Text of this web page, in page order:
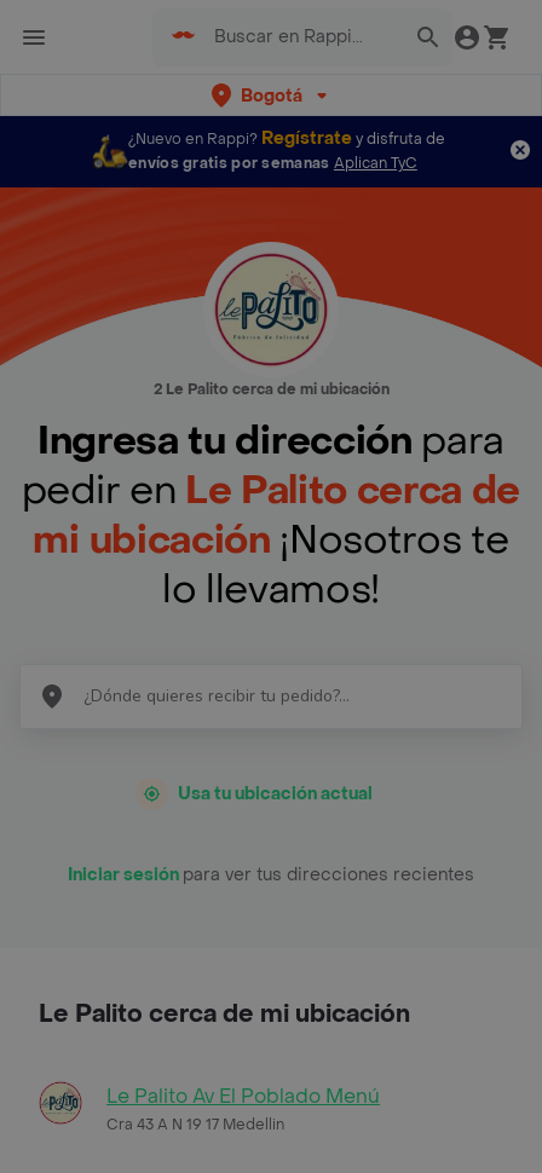
Bogotá
¿Nuevo en Rappi? Regístratey disfruta de
envíos gratis por semanas Aplican TyC
2 Le Palito cerca de mi ubicación
Ingresa tu dirección para
pedir en Le Palito cerca de
mi ubicación ¡Nosotros te
lo llevamos!
Usa tu ubicación actual
Iniciar sesión para ver tus direcciones recientes
Le Palito cerca de mi ubicación
Le Palito Av El Poblado Menú
Cra 43 A N 19 17 Medellin